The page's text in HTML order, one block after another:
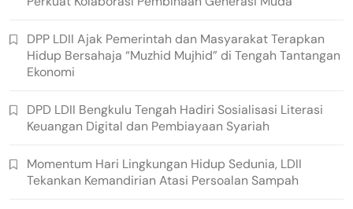
DPP LDII Ajak Pemerintah dan Masyarakat Terapkan
Hidup Bersahaja “Muzhid Mujhid” di Tengah Tantangan
Ekonomi
DPD LDII Bengkulu Tengah Hadiri Sosialisasi Literasi
Keuangan Digital dan Pembiayaan Syariah
Momentum Hari Lingkungan Hidup Sedunia, LDII
Tekankan Kemandirian Atasi Persoalan Sampah